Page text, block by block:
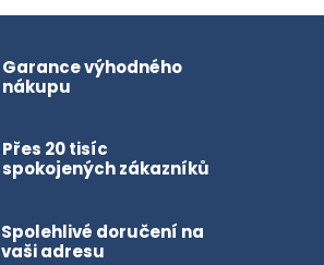
Garance výhodného
nákupu
Přes 20 tisíc
spokojených zákazníků
Spolehlivé doručení na
vaši adresu